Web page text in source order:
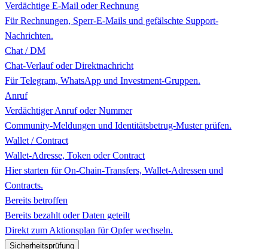
Verdächtige E-Mail oder Rechnung
Für Rechnungen, Sperr-E-Mails und gefälschte Support-
Nachrichten.
Chat / DM
Chat-Verlauf oder Direktnachricht
Für Telegram, WhatsApp und Investment-Gruppen.
Anruf
Verdächtiger Anruf oder Nummer
Community-Meldungen und Identitätsbetrug-Muster prüfen.
Wallet / Contract
Wallet-Adresse, Token oder Contract
Hier starten für On-Chain-Transfers, Wallet-Adressen und
Contracts.
Bereits betroffen
Bereits bezahlt oder Daten geteilt
Direkt zum Aktionsplan für Opfer wechseln.
Sicherheitsprüfung